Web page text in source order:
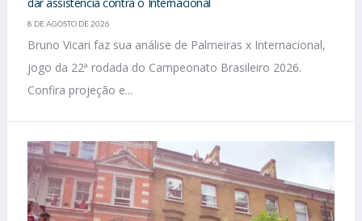
8 DE AGOSTO DE 2026
Bruno Vicari faz sua análise de Palmeiras x Internacional,
jogo da 22ª rodada do Campeonato Brasileiro 2026.
Confira projeção e...